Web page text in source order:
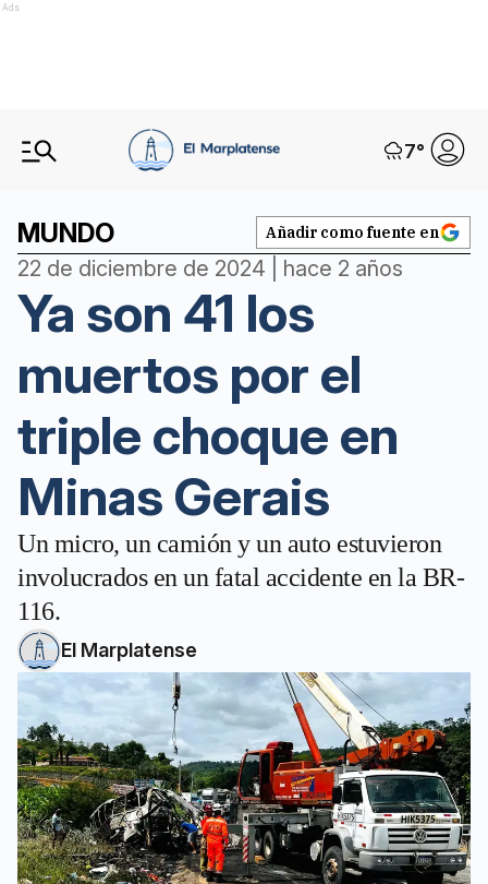
Ads
7°
MUNDO Añadir como fuente en
22 de diciembre de 2024 | hace 2 años
Ya son 41 los
muertos por el
triple choque en
Minas Gerais
Un micro, un camión y un auto estuvieron
involucrados en un fatal accidente en la BR-
116.
El Marplatense